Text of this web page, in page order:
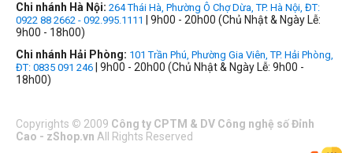
Chi nhánh Hà Nội: 264 Thái Hà, Phường Ô Chợ Dừa, TP. Hà Nội, ĐT:
0922 88 2662 - 092.995.1111
| 9h00 - 20h00 (Chủ Nhật & Ngày Lễ:
9h00 - 18h00)
Chi nhánh Hải Phòng: 101 Trần Phú, Phường Gia Viên, TP. Hải Phòng,
ĐT: 0835 091 246 | 9h00 - 20h00 (Chủ Nhật & Ngày Lễ: 9h00 -
18h00)
Copyrights © 2009 Công ty CPTM & DV Công nghệ số Đỉnh
Cao - zShop.vn All Rights Reserved